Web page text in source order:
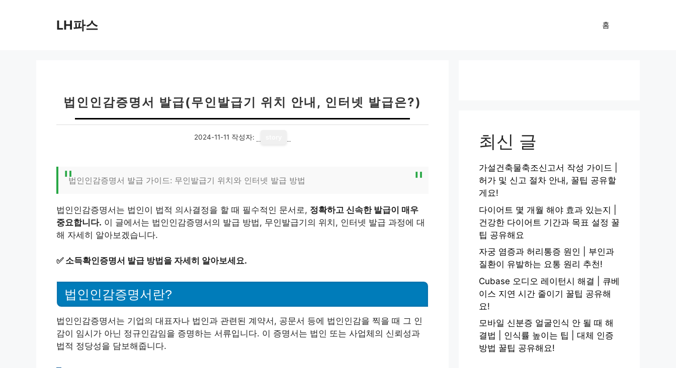
LH파스 홈
법인인감증명서 발급(무인발급기 위치 안내, 인터넷 발급은?)
2024-11-11 작성자:
법인인감증명서 발급 가이드: 무인발급기 위치와 인터넷 발급 방법
법인인감증명서는 법인이 법적 의사결정을 할 때 필수적인 문서로, 정확하고 신속한 발급이 매우
중요합니다. 이 글에서는 법인인감증명서의 발급 방법, 무인발급기의 위치, 인터넷 발급 과정에 대
해 자세히 알아보겠습니다.
✅ 소득확인증명서 발급 방법을 자세히 알아보세요.
법인인감증명서란?
법인인감증명서는 기업의 대표자나 법인과 관련된 계약서, 공문서 등에 법인인감을 찍을 때 그 인
감이 임시가 아닌 정규인감임을 증명하는 서류입니다. 이 증명서는 법인 또는 사업체의 신뢰성과
법적 정당성을 담보해줍니다.
최신 글
가설건축물축조신고서 작성 가이드 |
허가 및 신고 절차 안내, 꿀팁 공유할
게요!
다이어트 몇 개월 해야 효과 있는지 |
건강한 다이어트 기간과 목표 설정 꿀
팁 공유해요
자궁 염증과 허리통증 원인 | 부인과
질환이 유발하는 요통 원리 추천!
Cubase 오디오 레이턴시 해결 | 큐베
이스 지연 시간 줄이기 꿀팁 공유해
요!
모바일 신분증 얼굴인식 안 될 때 해
결법 | 인식률 높이는 팁 | 대체 인증
방법 꿀팁 공유해요!